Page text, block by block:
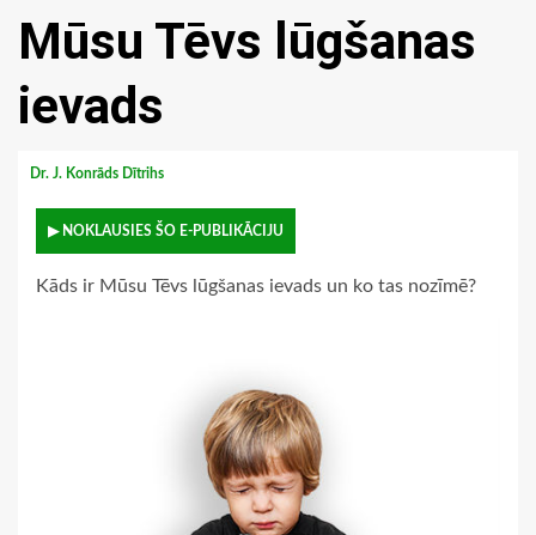
Mūsu Tēvs lūgšanas
ievads
Dr. J. Konrāds Dītrihs
▶ NOKLAUSIES ŠO E-PUBLIKĀCIJU
Kāds ir Mūsu Tēvs lūgšanas ievads un ko tas nozīmē?